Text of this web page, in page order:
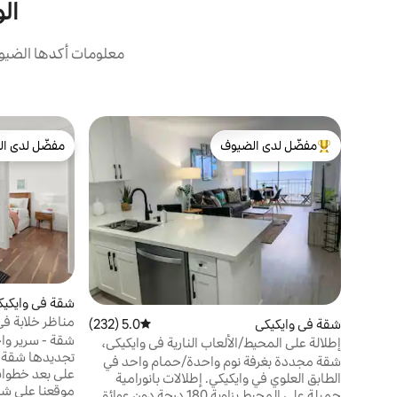
معلومات أكدها
من أبرز البيوت المفضّلة لدى الضيوف
مفضّل لدى الضيوف
شقة في وايكيكي متوسط التقييم 5.0 من 5، 232 مراجعات
5.0 (232)
إطلالة على المحيط/الألعاب النارية في وايكيكي،
الطابق العلوي، غرفة نوم واحدة
شقة مجددة بغرفة نوم واحدة/حمام واحد في
الطابق العلوي في وايكيكي. إطلالات بانورامية
مفضّل لدى
مفضّل لدى
شقة في
الشاطئ
تجديدها
على بعد
موقعنا على